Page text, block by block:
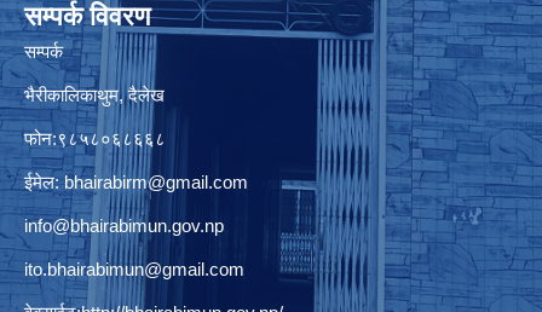
सम्पर्क विवरण
सम्पर्क
भैरीकालिकाथुम, दैलेख
फोन:९८५८०६८६६८
ईमेल: bhairabirm@gmail.com
info@bhairabimun.gov.np
ito.bhairabimun@gmail.com